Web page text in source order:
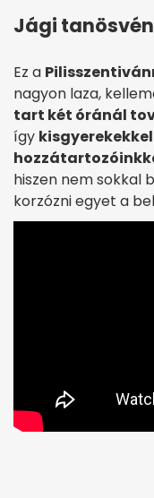
Jági
Ez a
nagyon laza,
tart két óránál
így
hiszen nem sokkal
korzózni egyet a